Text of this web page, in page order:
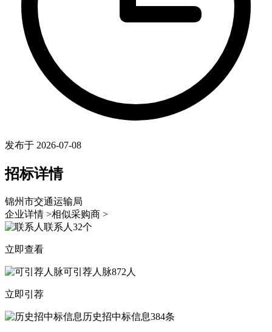
发布于 2026-07-08
招标详情
锦州市交通运输局
企业详情 >相似采购商 >
联系人 32个
立即查看
可引荐人脉872人
立即引荐
历史招中标信息384条